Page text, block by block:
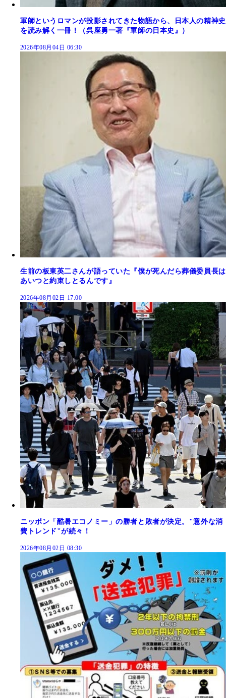
軍師というロマンが投影されてきた物語から、日本人の精神史
を読み解く一冊！（呉座勇一著『軍師の日本史』）
2026年08月04日 06:30
生前の板東英二さんが語っていた『僕が死んだら葬儀委員長は
あいつと約束しとるんです』
2026年08月02日 17:00
ニッポン「酷暑エコノミー」の勝者と敗者が決定。"意外な消
費トレンド"が続々！
2026年08月02日 08:30